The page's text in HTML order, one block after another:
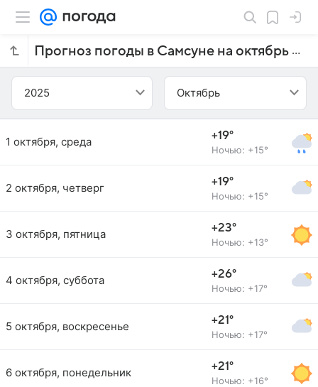
Прогноз погоды в Самсуне на октябрь 2025 года
2025 Октябрь
1 октября, среда +19°
Ночью: +15°
2 октября, четверг +19°
Ночью: +15°
3 октября, пятница +23°
Ночью: +13°
4 октября, суббота +26°
Ночью: +17°
5 октября, воскресенье +21°
Ночью: +17°
6 октября, понедельник +21°
Ночью: +16°